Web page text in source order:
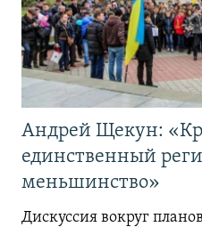
Андрей Щекун:
единственный
меньшинство»
Дискуссия вокруг